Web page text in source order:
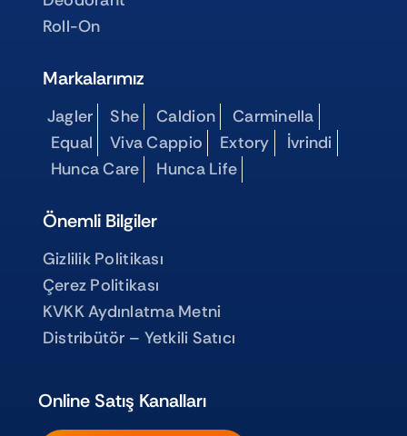
Roll-On
Online Satış Kanalları
Markalarımız
Jagler She Caldion
Carminella
Equal
Viva Cappio Extory
İvrindi
Hunca Care
Hunca Life
Önemli Bilgiler
Gizlilik Politikası
Çerez Politikası
KVKK Aydınlatma Metni
Distribütör – Yetkili Satıcı